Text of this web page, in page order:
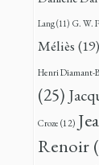
Lang(11) G. W.
Méliès (19)
Henri Diamant-
(25)
Croze (12)
Renoir